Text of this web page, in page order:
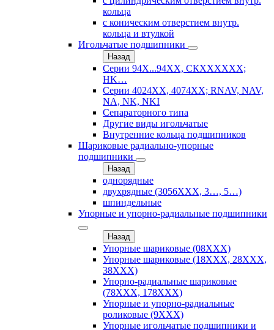
кольца
с коническим отверстием внутр.
кольца и втулкой
Игольчатые подшипники
Назад
Серии 94Х...94ХХ, СКХХХХХХ;
HK…
Серии 4024ХХ, 4074ХХ; RNAV, NAV,
NA, NK, NKI
Сепараторного типа
Другие виды игольчатые
Внутренние кольца подшипников
Шариковые радиально-упорные
подшипники
Назад
однорядные
двухрядные (3056ХХХ, 3…, 5…)
шпиндельные
Упорные и упорно-радиальные подшипники
Назад
Упорные шариковые (08XXX)
Упорные шариковые (18XXX, 28XXХ,
38ХХХ)
Упорно-радиальные шариковые
(78XXX, 178ХХХ)
Упорные и упорно-радиальные
роликовые (9ХХХ)
Упорные игольчатые подшипники и